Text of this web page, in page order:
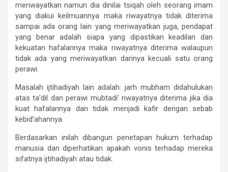
meriwayatkan namun dia dinilai tsiqah oleh seorang imam
yang diakui keilmuannya maka riwayatnya tidak diterima
sampai ada orang lain yang meriwayatkan juga, pendapat
yang benar adalah siapa yang dipastikan keadilan dan
kekuatan hafalannya maka riwayatnya diterima walaupun
tidak ada yang meriwayatkan darinya kecuali satu orang
perawi.
Masalah ijtihadiyah lain adalah: jarh mubham didahulukan
atas ta’dil dan perawi mubtadi’ riwayatnya diterima jika dia
kuat hafalannya dan tidak menjadi kafir dengan sebab
kebid’ahannya.
Berdasarkan inilah dibangun penetapan hukum terhadap
manusia dan diperhatikan apakah vonis terhadap mereka
sifatnya ijtihadiyah atau tidak.